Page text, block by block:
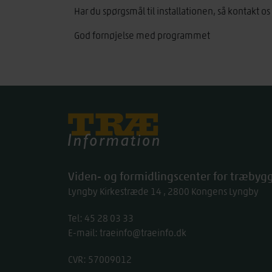
Har du spørgsmål til installationen, så kontakt os
God fornøjelse med programmet
Viden- og formidlingscenter for
Lyngby Kirkestræde 14 2800 Kongens Lyngby
Tel: work
45 28 03 33
E-mail: traeinfo@traeinfo.dk
CVR: 57009012